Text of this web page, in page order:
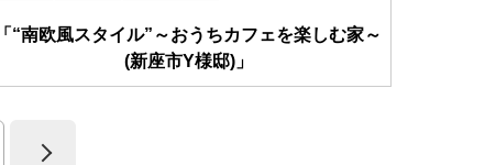
「“南欧風スタイル”～おうちカフェを楽しむ家～
(新座市Y様邸)」